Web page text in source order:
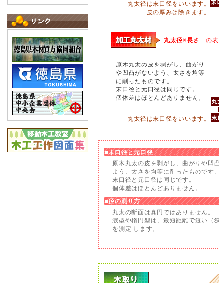
丸太径は末口径をいいます。
皮の厚みは除きます。
丸太径×長さ の表
原木丸太の皮を剥がし、曲がり
や凹凸がないよう、太さを均等
に削ったものです。
末口径と元口径は同じです。
個体差はほとんどありません。
丸太径は末口径をいいます。
■末口径と元口径
原木丸太の皮を剥がし、曲がりや凹
よう、太さを均等に削ったものです
末口径と元口径は同じです。
個体差はほとんどありません。
■径の測り方
丸太の断面は真円ではありません。
涙型や楕円型は、最短距離で短い（
を測定 します。